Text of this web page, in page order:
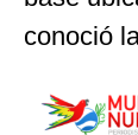
conoció